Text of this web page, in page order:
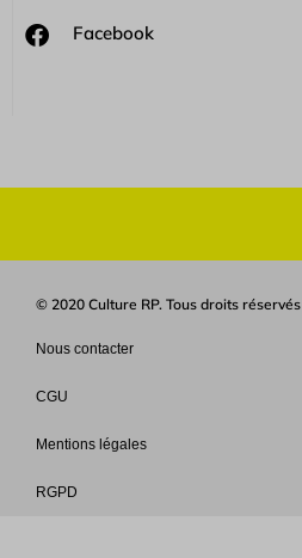
Facebook
© 2020 Culture RP. Tous droits réservés
Nous contacter
CGU
Mentions légales
RGPD